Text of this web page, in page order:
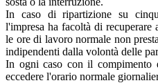
In caso di ripartizione su
l'impresa ha facoltà di recuperare
le ore di lavoro normale non
indipendenti dalla volontà delle
In ogni caso con il compimento
eccedere l'orario normale